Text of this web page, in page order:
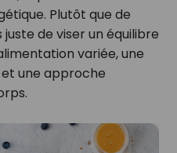
Plutôt que de
de viser un équilibre
variée, une
une approche